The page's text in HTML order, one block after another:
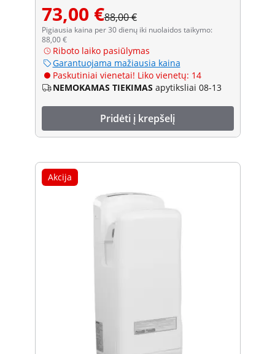
73,00 €88,00 €
Pigiausia kaina per 30 dienų iki nuolaidos taikymo:
88,00 €
Riboto laiko pasiūlymas
Garantuojama mažiausia kaina
Paskutiniai vienetai! Liko vienetų: 14
NEMOKAMAS TIEKIMAS apytiksliai 08-13
Pridėti į krepšelį
Akcija